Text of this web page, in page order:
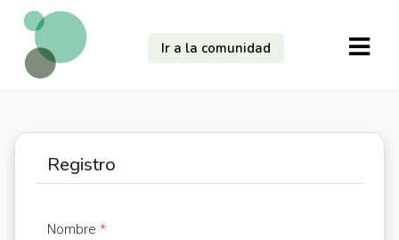
Ir a la comunidad
Registro
Nombre *